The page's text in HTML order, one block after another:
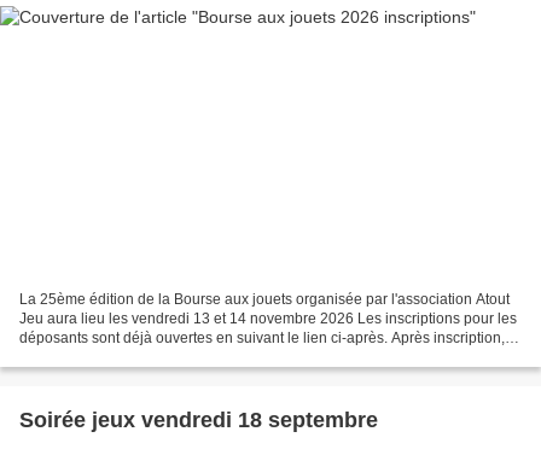
La 25ème édition de la Bourse aux jouets organisée par l'association Atout
Jeu aura lieu les vendredi 13 et 14 novembre 2026 Les inscriptions pour les
déposants sont déjà ouvertes en suivant le lien ci-après. Après inscription,
Soirée jeux vendredi 18 septembre